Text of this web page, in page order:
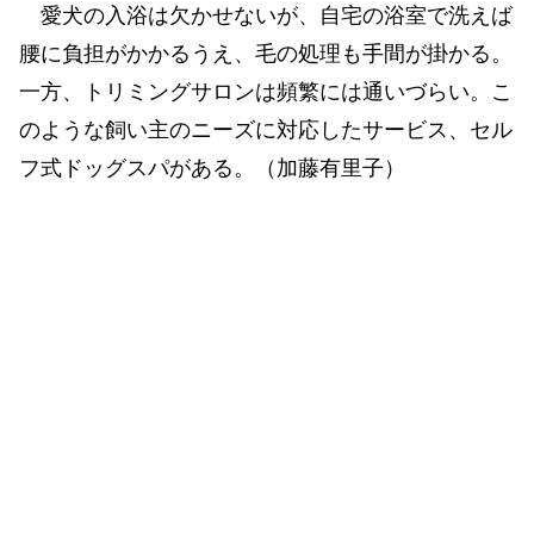
愛犬の入浴は欠かせないが、自宅の浴室で洗えば
腰に負担がかかるうえ、毛の処理も手間が掛かる。
一方、トリミングサロンは頻繁には通いづらい。こ
のような飼い主のニーズに対応したサービス、セル
フ式ドッグスパがある。（加藤有里子）